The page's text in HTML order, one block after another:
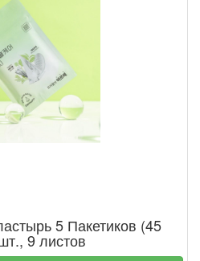
5 Пакетиков (45
9 листов